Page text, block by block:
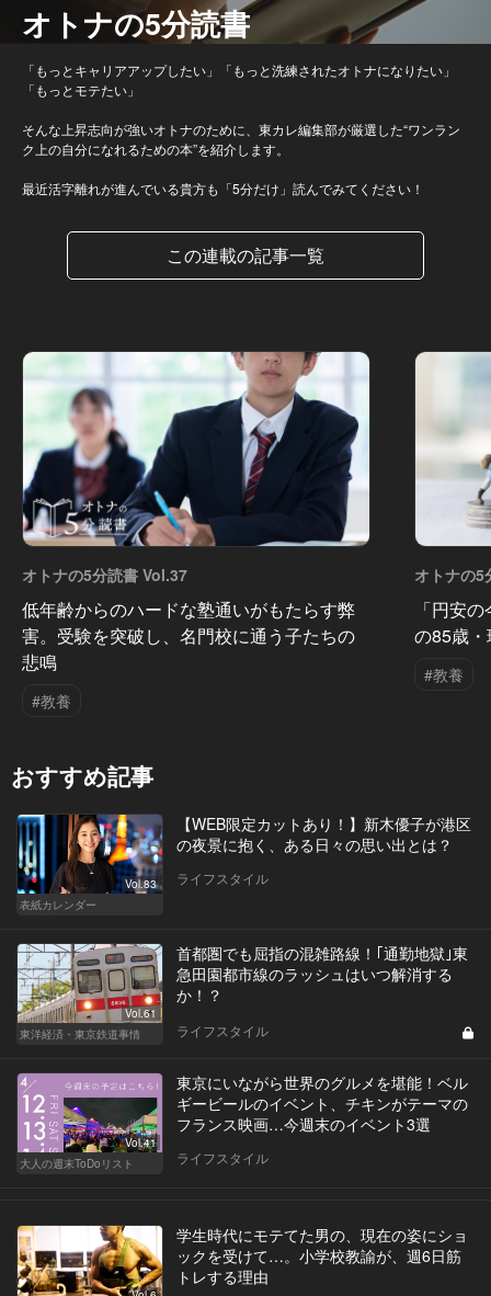
オトナの5分読書
「もっとキャリアアップしたい」「もっと洗練されたオトナになりたい」
「もっとモテたい」
そんな上昇志向が強いオトナのために、東カレ編集部が厳選した“ワンラン
ク上の自分になれるための本”を紹介します。
最近活字離れが進んでいる貴方も「5分だけ」読んでみてください！
この連載の記事一覧
オトナの5分読書 Vol.37
低年齢からのハードな塾通いがもたらす弊
害。受験を突破し、名門校に通う子たちの
悲鳴
#教養
オトナの5
「円安
の85歳
#教養
おすすめ記事
Vol.83
表紙カレンダー
【WEB限定カットあり！】新木優子が港区
の夜景に抱く、ある日々の思い出とは？
ライフスタイル
Vol.61
東洋経済・東京鉄道事情
首都圏でも屈指の混雑路線！｢通勤地獄｣東
急田園都市線のラッシュはいつ解消する
か！？
ライフスタイル
Vol.41
大人の週末ToDoリスト
東京にいながら世界のグルメを堪能！ベル
ギービールのイベント、チキンがテーマの
フランス映画…今週末のイベント3選
ライフスタイル
学生時代にモテてた男の、現在の姿にショ
ックを受けて…。小学校教諭が、週6日筋
トレする理由